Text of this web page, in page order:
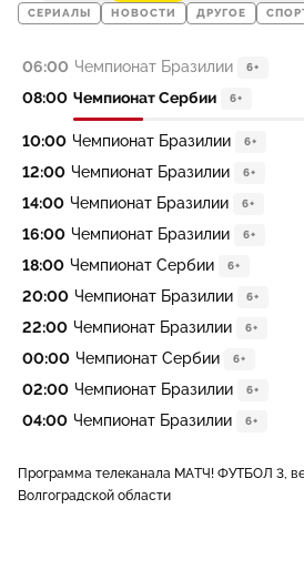
СЕРИАЛЫ НОВОСТИ ДРУГОЕ
06:00 Чемпионат Бразилии 6+
08:00 Чемпионат Сербии 6+
10:00 Чемпионат Бразилии 6+
12:00 Чемпионат Бразилии 6+
14:00 Чемпионат Бразилии 6+
16:00 Чемпионат Бразилии 6+
18:00 Чемпионат Сербии 6+
20:00 Чемпионат Бразилии 6+
22:00 Чемпионат Бразилии 6+
00:00 Чемпионат Сербии 6+
02:00 Чемпионат Бразилии 6+
04:00 Чемпионат Бразилии 6+
Программа телеканала МАТЧ! ФУТБОЛ 3,
Волгоградской области